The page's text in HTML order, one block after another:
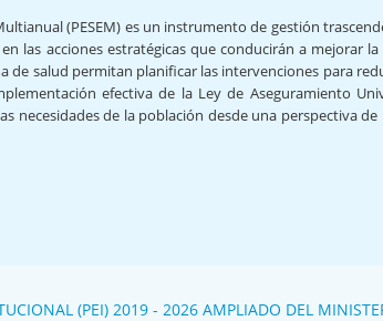
(PESEM) es un instrumento de gestión
las acciones estratégicas que conducirán a mejorar
de salud permitan planificar las intervenciones para
efectiva de la Ley de Aseguramiento
necesidades de la población desde una perspectiva
(PEI) 2019 - 2026 AMPLIADO DEL